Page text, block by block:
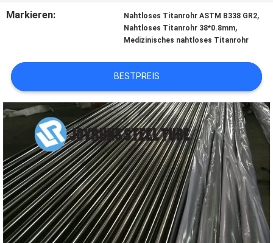
IN
FORDERN
SIE
EIN
ZITAT
SEITENVERZEICHNIS
DATENSCHUTZ-
BESTIMMUNGEN
Markieren: Nahtloses Titanrohr ASTM B338 GR2,
Nahtloses Titanrohr 38*0.8mm,
Medizinisches nahtloses Titanrohr
BESTPREIS